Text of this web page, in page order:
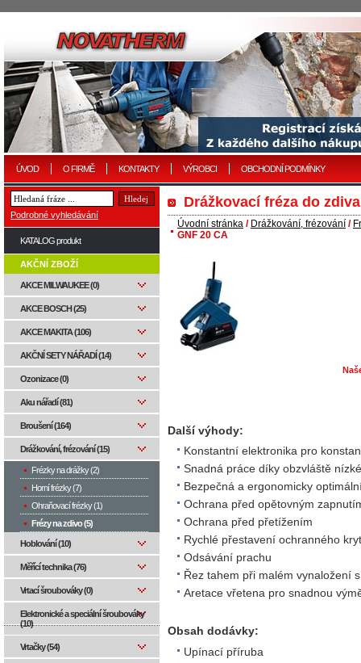
ÚVOD O FIRMĚ KONTAKTY VÝROBCI OBCHODNÍ PODMÍNKY
Drážkovací fréza do
Úvodní stránka / Drážkování, frézování /
GNF 20 CA
Další výhody:
Konstantní elektronika pro
Snadná práce díky obzvláště
Bezpečná a ergonomicky
Ochrana před opětovným
Ochrana před přetížením
Rychlé přestavení ochranného
Odsávání prachu
Řez tahem při malém vynaložení
Aretace vřetena pro snadnou
Obsah dodávky:
Upínací příruba
Podrobné vyhledávání
KATALOG produkt
AKČNÍ ZBOŽÍ
AKCE MILWAUKEE (0)
AKCE BOSCH (25)
AKCE MAKITA (106)
AKČNÍ SETY NÁŘADÍ (14)
Ozonizace (0)
Aku nářadí (81)
Broušení (164)
Drážkování, frézování (15)
Frézky na drážky (2)
Horní frézky (7)
Ohraňovací frézky (1)
Frézy na zdivo (5)
Hoblování (10)
Měřící technika (76)
Vrtací šroubováky (0)
Elektronické a speciální šroubováky
(10)
Vrtačky (54)